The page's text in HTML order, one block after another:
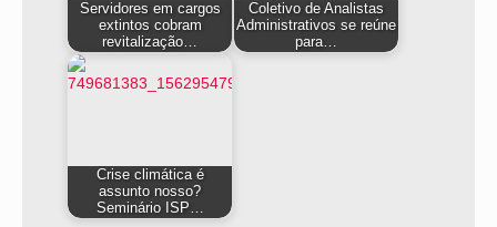
Servidores em cargos
extintos cobram
revitalização…
Coletivo de Analistas
Administrativos se reúne
para…
Crise climática é
assunto nosso?
Seminário ISP…